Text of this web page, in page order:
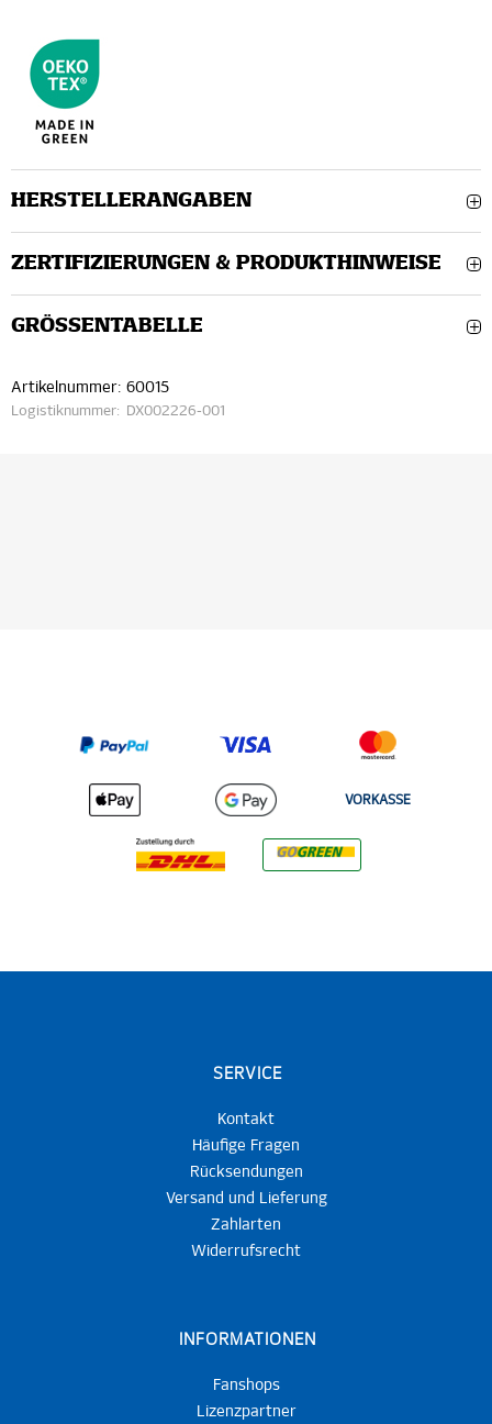
HERSTELLERANGABEN
ZERTIFIZIERUNGEN & PRODUKTHINWEISE
GRÖSSEN­TABELLE
Artikelnummer: 60015
Logistiknummer: DX002226-001
VORKASSE
SERVICE
Kontakt
Häufige Fragen
Rücksendungen
Versand und Lieferung
Zahlarten
Widerrufsrecht
INFORMATIONEN
Fanshops
Lizenzpartner